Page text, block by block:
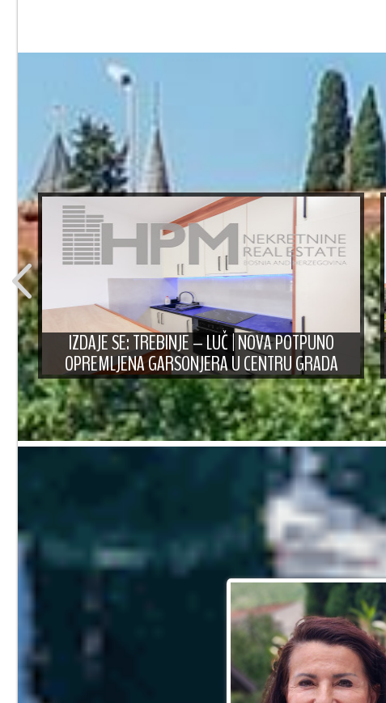
IZDAJE SE: TREBINJE – LUČ | NOVA POTPUNO
OPREMLJENA GARSONJERA U CENTRU GRADA